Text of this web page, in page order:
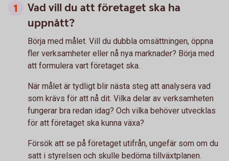
Vad vill du att företaget ska ha
uppnått?
Börja med målet. Vill du dubbla omsättningen, öppna
fler verksamheter eller nå nya marknader? Börja med
att formulera vart företaget ska.
När målet är tydligt blir nästa steg att analysera vad
som krävs för att nå dit. Vilka delar av verksamheten
fungerar bra redan idag? Och vilka behöver utvecklas
för att företaget ska kunna växa?
Försök att se på företaget utifrån, ungefär som om du
satt i styrelsen och skulle bedöma tillväxtplanen.